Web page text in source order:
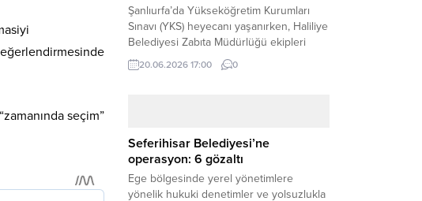
seçim”
Şanlıurfa’da Yükseköğretim Kurumları
Sınavı (YKS) heyecanı yaşanırken, Haliliye
Belediyesi Zabıta Müdürlüğü ekipleri
geleceğini belirleyecek sınava geç kalma
tehlikesiyle karşı karşıya kalan bir
yolunu tutan binlerce aday arasında,
sınav yerine zamanında ulaşamayan bir
öğrenci büyük bir panik yaşadı....
20.06.2026 17:00 0
Seferihisar Belediyesi’ne
operasyon: 6 gözaltı
Ege bölgesinde yerel yönetimlere
yönelik hukuki denetimler ve yolsuzlukla